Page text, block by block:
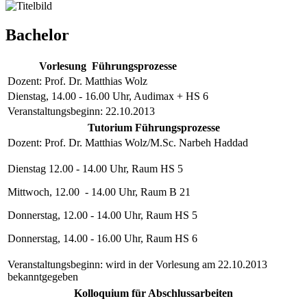
Bachelor
Vorlesung Führungsprozesse
Dozent: Prof. Dr. Matthias Wolz
Dienstag, 14.00 - 16.00 Uhr, Audimax + HS 6
Veranstaltungsbeginn: 22.10.2013
Tutorium Führungsprozesse
Dozent: Prof. Dr. Matthias Wolz/M.Sc. Narbeh Haddad
Dienstag 12.00 - 14.00 Uhr, Raum HS 5
Mittwoch, 12.00 - 14.00 Uhr, Raum B 21
Donnerstag, 12.00 - 14.00 Uhr, Raum HS 5
Donnerstag, 14.00 - 16.00 Uhr, Raum HS 6
Veranstaltungsbeginn: wird in der Vorlesung am 22.10.2013
bekanntgegeben
Kolloquium für Abschlussarbeiten